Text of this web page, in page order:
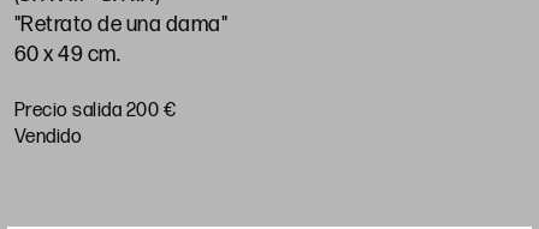
"Retrato de una dama"
60 x 49 cm.
Precio salida 200 €
vendido